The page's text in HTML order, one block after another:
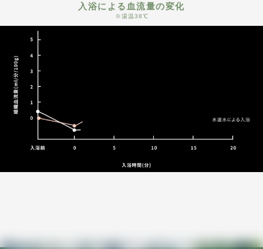
入浴による血流量の変化
※湯温38℃